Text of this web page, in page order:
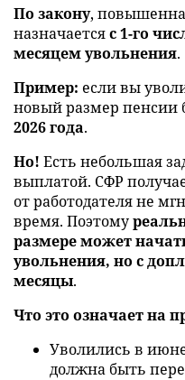
По закону,
назначаетсяс 1-го
месяцем увольнения.
Пример: если вы
новый размер пенсии
2026 года.
Но! Есть небольшая
выплатой. СФР
от работодателя не
время. Поэтому
размере может
увольнения, но с
месяцы.
Что это означает на
Уволились в
должна быть